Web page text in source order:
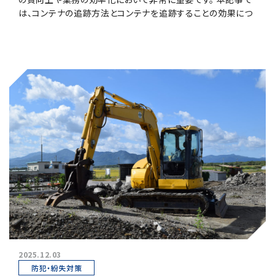
は、コンテナの追跡方法とコンテナを追跡することの効果につ
2025.12.03
防犯・紛失対策